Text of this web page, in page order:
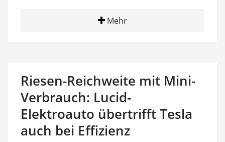
Mehr
Riesen-Reichweite mit Mini-
Verbrauch: Lucid-
Elektroauto übertrifft Tesla
auch bei Effizienz